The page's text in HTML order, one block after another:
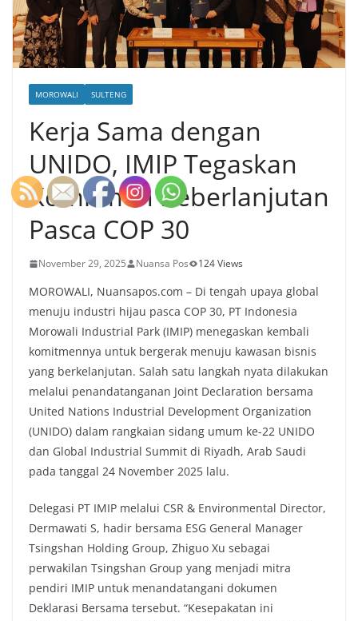
MOROWALI SULTENG
Kerja Sama dengan
UNIDO, IMIP Tegaskan
Komitmen Keberlanjutan
Pasca COP 30
November 29, 2025 Nuansa Pos 124 Views
MOROWALI, Nuansapos.com – Di tengah upaya global
menuju industri hijau pasca COP 30, PT Indonesia
Morowali Industrial Park (IMIP) menegaskan kembali
komitmennya untuk bergerak menuju kawasan bisnis
yang berkelanjutan. Salah satu langkah nyata dilakukan
melalui penandatanganan Joint Declaration bersama
United Nations Industrial Development Organization
(UNIDO) dalam rangkaian sidang umum ke-22 UNIDO
dan Global Industrial Summit di Riyadh, Arab Saudi
pada tanggal 24 November 2025 lalu.
Delegasi PT IMIP melalui CSR & Environmental Director,
Dermawati S, hadir bersama ESG General Manager
Tsingshan Holding Group, Zhiguo Xu sebagai
perwakilan Tsingshan Group yang menjadi mitra
pendiri IMIP untuk menandatangani dokumen
Deklarasi Bersama tersebut. “Kesepakatan ini